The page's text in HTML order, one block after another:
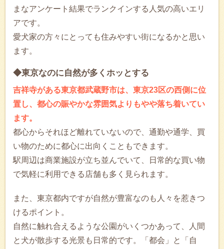
まなアンケート結果でランクインする人気の高いエリ
アです。
愛犬家の方々にとっても住みやすい街になるかと思い
ます。
◆東京なのに自然が多くホッとする
吉祥寺がある東京都武蔵野市は、東京23区の西側に位
置し、都心の賑やかな雰囲気よりもやや落ち着いてい
ます。
都心からそれほど離れていないので、通勤や通学、買
い物のために都心に出向くこともできます。
駅周辺は商業施設が立ち並んでいて、日常的な買い物
で気軽に利用できる店舗も多く見られます。
また、東京都内ですが自然が豊富なのも人々を惹きつ
けるポイント。
自然に触れ合えるような公園がいくつかあって、人間
と犬が散歩する光景も日常的です。「都会」と「自